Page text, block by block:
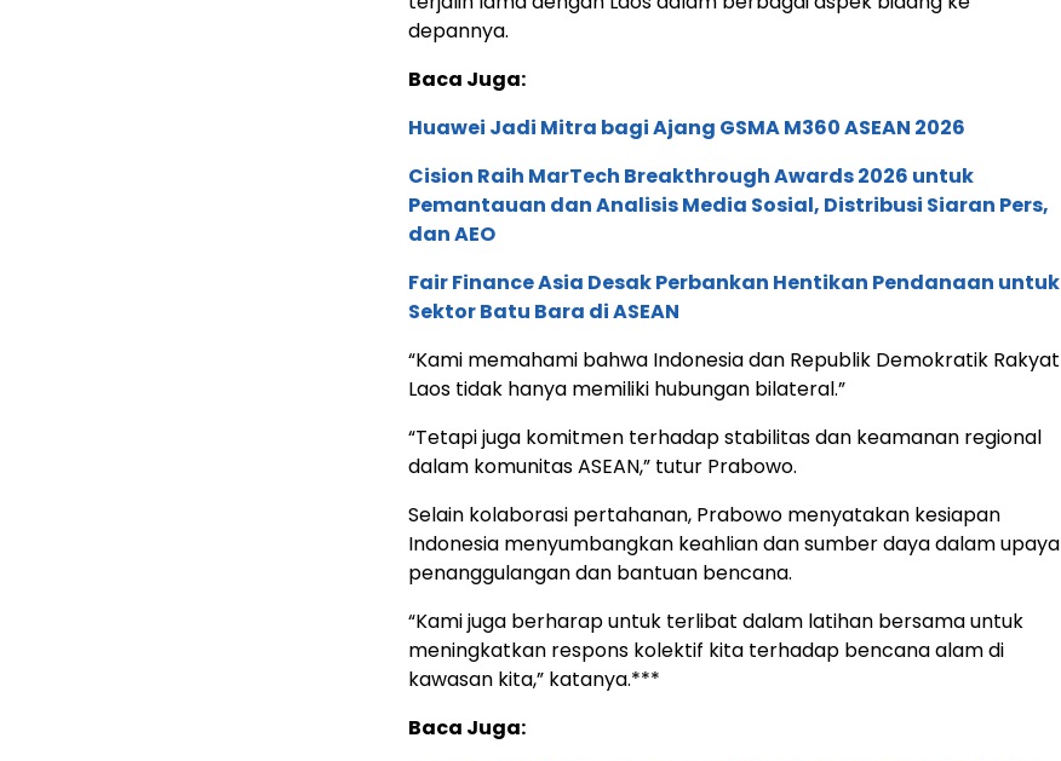
depannya.
Baca Juga:
Huawei Jadi Mitra bagi Ajang GSMA M360 ASEAN 2026
Cision Raih MarTech Breakthrough Awards 2026 untuk
Pemantauan dan Analisis Media Sosial, Distribusi Siaran Pers,
dan AEO
Fair Finance Asia Desak Perbankan Hentikan Pendanaan untuk
Sektor Batu Bara di ASEAN
“Kami memahami bahwa Indonesia dan Republik Demokratik Rakyat
Laos tidak hanya memiliki hubungan bilateral.”
“Tetapi juga komitmen terhadap stabilitas dan keamanan regional
dalam komunitas ASEAN,” tutur Prabowo.
Selain kolaborasi pertahanan, Prabowo menyatakan kesiapan
Indonesia menyumbangkan keahlian dan sumber daya dalam upaya
penanggulangan dan bantuan bencana.
“Kami juga berharap untuk terlibat dalam latihan bersama untuk
meningkatkan respons kolektif kita terhadap bencana alam di
kawasan kita,” katanya.***
Baca Juga: